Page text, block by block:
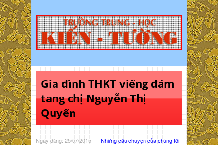
Gia đình THKT viếng đám
tang chị Nguyễn Thị
Quyến
Ngày đăng: 25/07/2015 - Những câu chuyện của chúng tôi